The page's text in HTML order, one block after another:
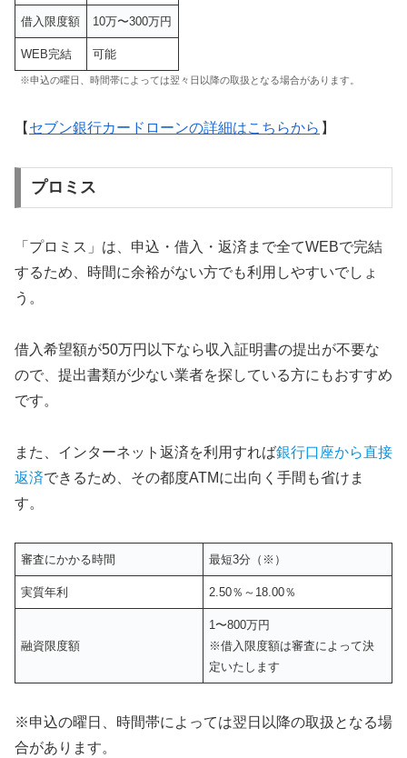
借入限度額 10万〜300万円
WEB完結 可能
※申込の曜日、時間帯によっては翌々日以降の取扱となる場合があります。
【 セブン銀行カードローンの詳細はこちらから 】
プロミス
「プロミス」は、申込・借入・返済まで全てWEBで完結
するため、時間に余裕がない方でも利用しやすいでしょ
う。
借入希望額が50万円以下なら収入証明書の提出が不要な
ので、提出書類が少ない業者を探している方にもおすすめ
です。
また、インターネット返済を利用すれば銀行口座から直接
返済できるため、その都度ATMに出向く手間も省けま
す。
審査にかかる時間 最短3分（※）
実質年利 2.50％～18.00％
融資限度額
1〜800万円
※借入限度額は審査によって決
定いたします
※申込の曜日、時間帯によっては翌日以降の取扱となる場
合があります。